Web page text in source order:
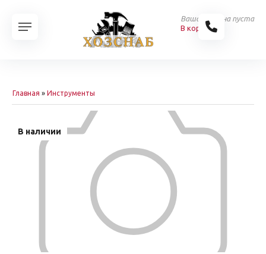
Ваша корзина пуста
В корзину
Главная » Инструменты
В наличии